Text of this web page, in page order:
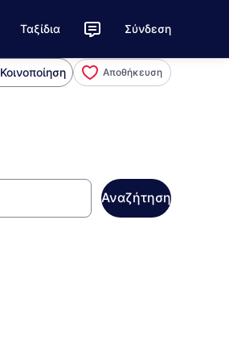
Ταξίδια Σύνδεση
Κοινοποίηση Αποθήκευση
Αναζήτηση